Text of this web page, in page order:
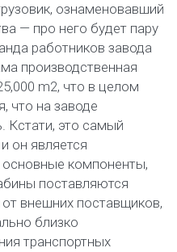
ознаменовавший
— про него будет пару
работников завода
производственная
m2, что в целом
что на заводе
Кстати, это самый
он является
компоненты,
поставляются
внешних поставщиков,
близко
транспортных